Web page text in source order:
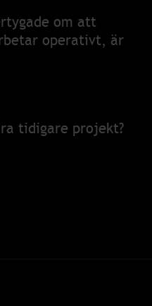
om att
operativt, är
tidigare projekt?